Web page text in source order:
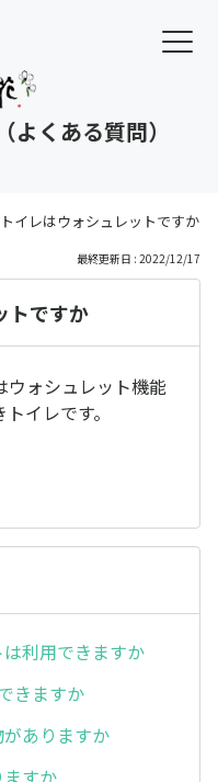
くある質問）
イレはウォシュレットですか
最終更新日 : 2022/12/17
トですか
ウォシュレット機能
イレです。
利用できますか
きますか
ありますか
すか